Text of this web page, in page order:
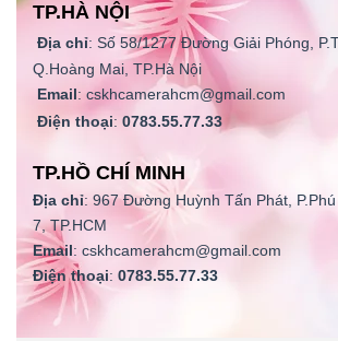
TP.HÀ NỘI
Địa chỉ: Số 58/1277 Đường Giải Phóng,
Q.Hoàng Mai, TP.Hà Nội
Email: cskhcamerahcm@gmail.com
Điện thoại: 0783.55.77.33
TP.HỒ CHÍ MINH
Địa chỉ: 967 Đường Huỳnh Tấn Phát,
7, TP.HCM
Email: cskhcamerahcm@gmail.com
Điện thoại: 0783.55.77.33